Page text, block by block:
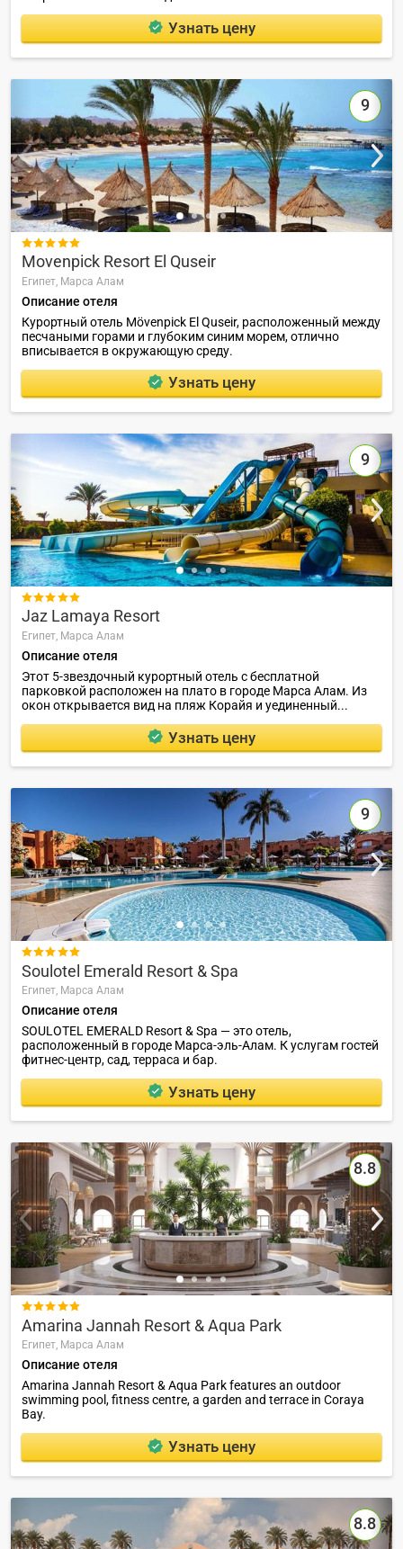
Узнать цену
9

Movenpick Resort El Quseir
Египет, Марса Алам
Описание отеля
Курортный отель Mövenpick El Quseir, расположенный между
песчаными горами и глубоким синим морем, отлично
вписывается в окружающую среду.
Узнать цену
9

Jaz Lamaya Resort
Египет, Марса Алам
Описание отеля
Этот 5-звездочный курортный отель с бесплатной
парковкой расположен на плато в городе Марса Алам. Из
окон открывается вид на пляж Корайя и уединенный...
Узнать цену
9

Soulotel Emerald Resort & Spa
Египет, Марса Алам
Описание отеля
SOULOTEL EMERALD Resort & Spa — это отель,
расположенный в городе Марса-эль-Алам. К услугам гостей
фитнес-центр, сад, терраса и бар.
Узнать цену
8.8

Amarina Jannah Resort & Aqua Park
Египет, Марса Алам
Описание отеля
Amarina Jannah Resort & Aqua Park features an outdoor
swimming pool, fitness centre, a garden and terrace in Coraya
Bay.
Узнать цену
8.8